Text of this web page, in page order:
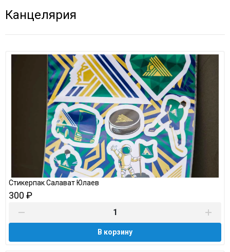
Канцелярия
Стикерпак Салават Юлаев
300 ₽
В корзину